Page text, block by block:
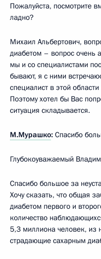
Пожалуйста, посмотрите
ладно?
Михаил Альбертович,
диабетом – вопрос очень
мы и со специалистами
бывают, я с ними
специалист в этой
Поэтому хотел бы Вас
ситуация складывается.
М.Мурашко: Спасибо
Глубокоуважаемый
Спасибо большое за
Хочу сказать, что общая
диабетом первого и
количество
5,3 миллиона человек, из
страдающие сахарным